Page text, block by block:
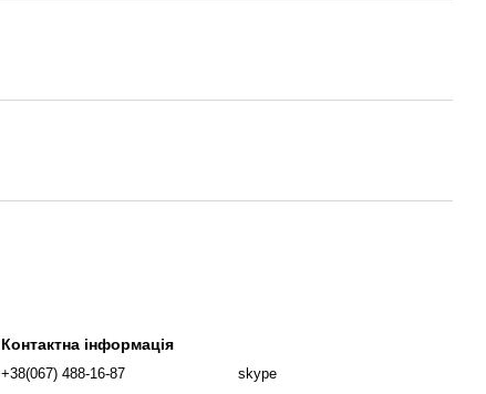
Контактна інформація
+38(067) 488-16-87
skype